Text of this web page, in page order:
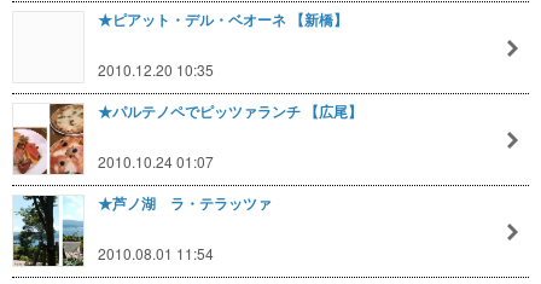
★ピアット・デル・ベオーネ 【新橋】
2010.12.20 10:35
★パルテノペでピッツァランチ 【広尾】
2010.10.24 01:07
★芦ノ湖 ラ・テラッツァ
2010.08.01 11:54